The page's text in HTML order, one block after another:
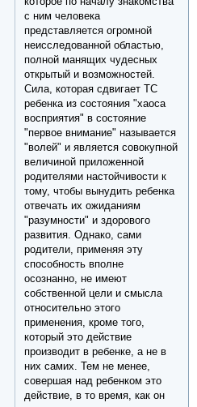
с ним человека
представляется огромной
неисследованной областью,
полной манящих чудесных
открытый и возможностей.
Сила, которая сдвигает ТС
ребенка из состояния "хаоса
восприятия" в состояние
"первое внимание" называется
"волей" и является совокупной
величиной приложенной
родителями настойчивости к
тому, чтобы вынудить ребенка
отвечать их ожиданиям
"разумности" и здорового
развития. Однако, сами
родители, применяя эту
способность вполне
осознанно, не имеют
собственной цели и смысла
относительно этого
применения, кроме того,
который это действие
производит в ребенке, а не в
них самих. Тем не менее,
совершая над ребенком это
действие, в то время, как он